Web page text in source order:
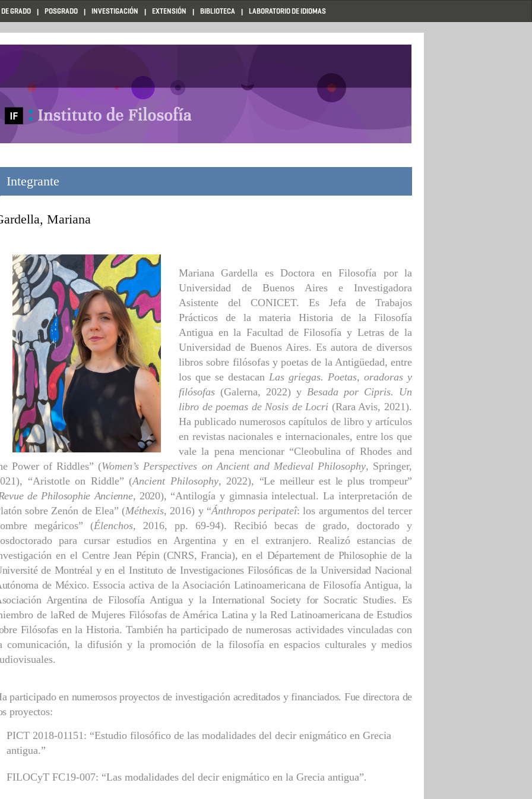
GRADO POSGRADO INVESTIGACIÓN EXTENSIÓN BIBLIOTECA LABORATORIO DE IDIOMAS
Integrante
Mariana
Mariana Gardella es Doctora en Filosofía por la
Universidad de Buenos Aires e Investigadora
Asistente del CONICET. Es Jefa de Trabajos
Prácticos de la materia Historia de la Filosofía
Antigua en la Facultad de Filosofía y Letras de la
Universidad de Buenos Aires. Es autora de diversos
libros sobre filósofas y poetas de la Antigüedad, entre
los que se destacan Las griegas. Poetas, oradoras y
filósofas (Galerna, 2022) y Besada por Cipris. Un
libro de poemas de Nosis de Locri (Rara Avis, 2021).
Ha publicado numerosos capítulos de libro y artículos
en revistas nacionales e internacionales, entre los que
vale la pena mencionar “Cleobulina of Rhodes and
Power of Riddles” (Women’s Perspectives on Ancient and Medieval Philosophy, Springer,
“Aristotle on Riddle” (Ancient Philosophy, 2022), “Le meilleur est le plus trompeur”
de Philosophie Ancienne, 2020), “Antilogía y gimnasia intelectual. La interpretación de
sobre Zenón de Elea” (Méthexis, 2016) y “Ánthropos peripateî: los argumentos del tercer
megáricos” (Élenchos, 2016, pp. 69-94). Recibió becas de grado, doctorado y
para cursar estudios en Argentina y en el extranjero. Realizó estancias de
en el Centre Jean Pépin (CNRS, Francia), en el Département de Philosophie de la
de Montréal y en el Instituto de Investigaciones Filosóficas de la Universidad Nacional
de México.Essocia activa de la Asociación Latinoamericana de Filosofía Antigua, la
Argentina de Filosofía Antigua y la International Society for Socratic Studies. Es
de laRed de Mujeres Filósofas de América Latina y la Red Latinoamericana de Estudios
Filósofas en la Historia. También ha participado de numerosas actividades vinculadas con
comunicación, la difusión y la promoción de la filosofía en espacios culturales y medios
participado en numerosos proyectos de investigación acreditados y financiados. Fue directora de
proyectos:
PICT 2018-01151: “Estudio filosófico de las modalidades del decir enigmático en Grecia
antigua.”
FILOCyT FC19-007: “Las modalidades del decir enigmático en la Grecia antigua”.